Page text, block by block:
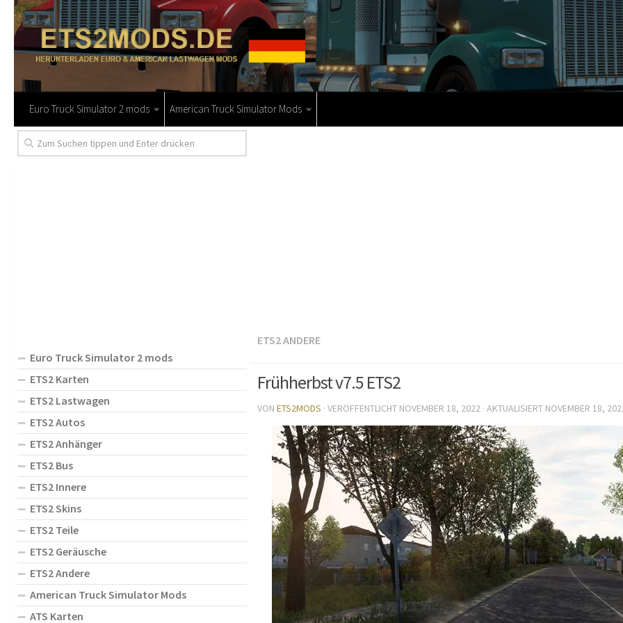
Euro Truck Simulator 2 mods American Truck Simulator Mods
ETS2 ANDERE
Frühherbst v7.5 ETS2
VON ETS2MODS · VERÖFFENTLICHT NOVEMBER 18, 2022 · AKTUALISIERT NOVEMBER 18,
Euro Truck Simulator 2 mods
ETS2 Karten
ETS2 Lastwagen
ETS2 Autos
ETS2 Anhänger
ETS2 Bus
ETS2 Innere
ETS2 Skins
ETS2 Teile
ETS2 Geräusche
ETS2 Andere
American Truck Simulator Mods
ATS Karten